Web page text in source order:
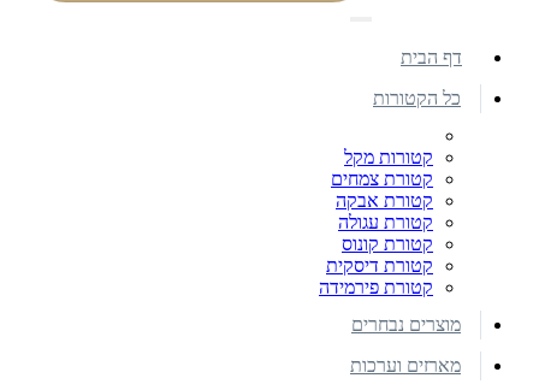
דף הבית
כל הקטורות
קטורות מקל
קטורת צמחים
קטורת אבקה
קטורת עגולה
קטורת קונוס
קטורת דיסקית
קטורת פירמידה
מוצרים נבחרים
מארזים וערכות